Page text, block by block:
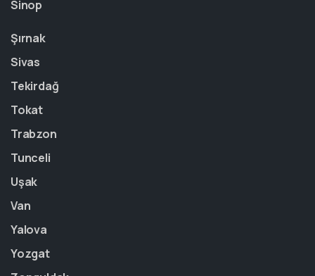
Sinop
Şırnak
Sivas
Tekirdağ
Tokat
Trabzon
Tunceli
Uşak
Van
Yalova
Yozgat